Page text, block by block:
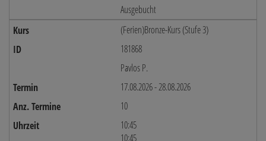
Ausgebucht
(Ferien)Bronze-Kurs (Stufe 3)
181868
Pavlos P.
17.08.2026 - 28.08.2026
10
10:45
10:45